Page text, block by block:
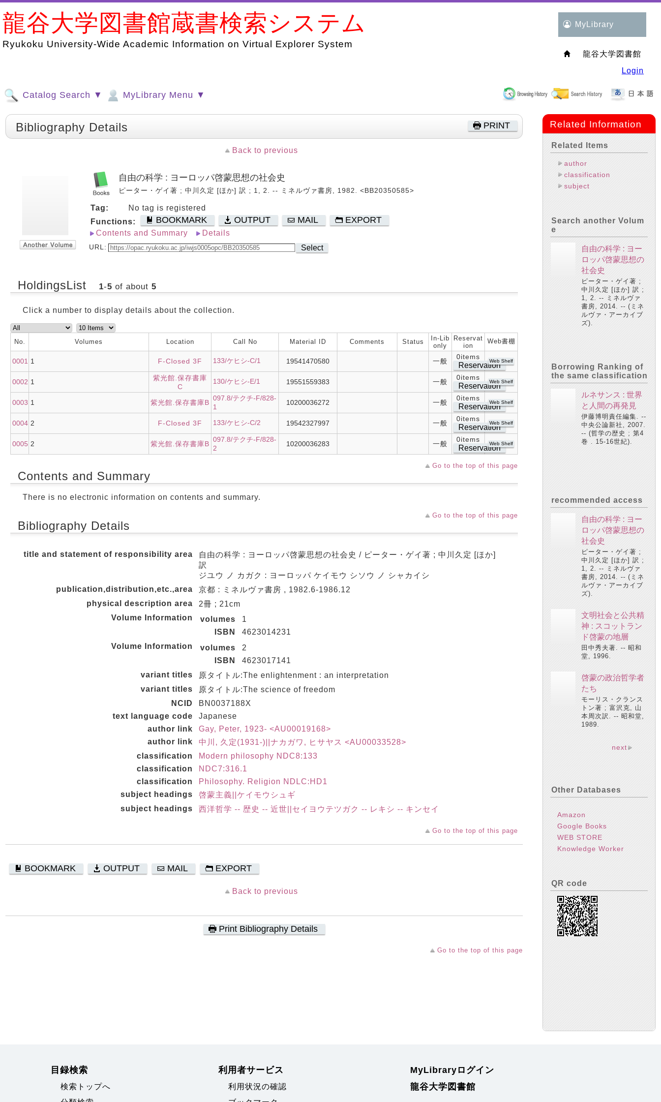
龍谷大学図書館蔵書検索システム
Ryukoku University-Wide Academic Information on Virtual Explorer System
MyLibrary
龍谷大学図書館
Login
Catalog Search ▼ MyLibrary Menu ▼
PRINT
Bibliography Details
Back to previous
自由の科学 : ヨーロッパ啓蒙思想の社会史
ピーター・ゲイ著 ; 中川久定 [ほか] 訳 ; 1, 2. -- ミネルヴァ書房, 1982. <BB20350585>
Tag:
No tag is registered
Functions:
BOOKMARK OUTPUT MAIL EXPORT
Contents and Summary Details
URL: Select
HoldingsList 1-5 of about 5
Click a number to display details about the collection.
No. Volumes Location Call No Material ID Comments Status
In-Lib
only
Reservat
ion
Web書棚
0001 1 F-Closed 3F 133/ケヒシ-C/1 19541470580 一般
0items
Reservation
Web Shelf
0002 1
紫光館.保存書庫
C
130/ケヒシ-E/1 19551559383 一般
0items
Reservation
Web Shelf
0003 1 紫光館.保存書庫B
097.8/テクチ-F/828-
1
10200036272 一般
0items
Reservation
Web Shelf
0004 2 F-Closed 3F 133/ケヒシ-C/2 19542327997 一般
0items
Reservation
Web Shelf
0005 2 紫光館.保存書庫B
097.8/テクチ-F/828-
2
10200036283 一般
0items
Reservation
Web Shelf
Go to the top of this page
Contents and Summary
There is no electronic information on contents and summary.
Go to the top of this page
Bibliography Details
title and statement of responsibility area
自由の科学 : ヨーロッパ啓蒙思想の社会史 / ピーター・ゲイ著 ; 中川久定 [ほか]
訳
ジユウ ノ カガク : ヨーロッパ ケイモウ シソウ ノ シャカイシ
publication,distribution,etc.,area
京都 : ミネルヴァ書房 , 1982.6-1986.12
physical description area
2冊 ; 21cm
Volume Information
volumes
1
ISBN
4623014231
Volume Information
volumes
2
ISBN
4623017141
variant titles
原タイトル:The enlightenment : an interpretation
variant titles
原タイトル:The science of freedom
NCID
BN0037188X
text language code
Japanese
author link
Gay, Peter, 1923- <AU00019168>
author link
中川, 久定(1931-)||ナカガワ, ヒサヤス <AU00033528>
classification
Modern philosophy NDC8:133
classification
NDC7:316.1
classification
Philosophy. Religion NDLC:HD1
subject headings
啓蒙主義||ケイモウシュギ
subject headings
西洋哲学 -- 歴史 -- 近世||セイヨウテツガク -- レキシ -- キンセイ
Go to the top of this page
BOOKMARK OUTPUT MAIL EXPORT
Back to previous
Print Bibliography Details
Go to the top of this page
Related Information
Related Items
author
classification
subject
Search another Volum
e
自由の科学 : ヨー
ロッパ啓蒙思想の
社会史
ピーター・ゲイ著 ;
中川久定 [ほか] 訳 ;
1, 2. -- ミネルヴァ
書房, 2014. -- (ミネ
ルヴァ・アーカイブ
ズ).
Borrowing Ranking of
the same classification
ルネサンス : 世界
と人間の再発見
伊藤博明責任編集. --
中央公論新社, 2007.
-- (哲学の歴史 ; 第4
巻 . 15-16世紀).
recommended access
自由の科学 : ヨー
ロッパ啓蒙思想の
社会史
ピーター・ゲイ著 ;
中川久定 [ほか] 訳 ;
1, 2. -- ミネルヴァ
書房, 2014. -- (ミネ
ルヴァ・アーカイブ
ズ).
文明社会と公共精
神 : スコットラン
ド啓蒙の地層
田中秀夫著. -- 昭和
堂, 1996.
啓蒙の政治哲学者
たち
モーリス・クランス
トン著 ; 富沢克, 山
本周次訳. -- 昭和堂,
1989.
next
Other Databases
Amazon
Google Books
WEB STORE
Knowledge Worker
QR code
目録検索
検索トップへ
利用者サービス
利用状況の確認
MyLibraryログイン
龍谷大学図書館